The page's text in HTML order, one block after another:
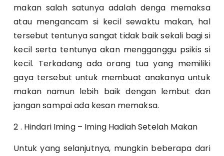
makan salah satunya adalah denga memaksa
atau mengancam si kecil sewaktu makan, hal
tersebut tentunya sangat tidak baik sekali bagi si
kecil serta tentunya akan mengganggu psikis si
kecil. Terkadang ada orang tua yang memiliki
gaya tersebut untuk membuat anakanya untuk
makan namun lebih baik dengan lembut dan
jangan sampai ada kesan memaksa.
2 . Hindari Iming – Iming Hadiah Setelah Makan
Untuk yang selanjutnya, mungkin beberapa dari